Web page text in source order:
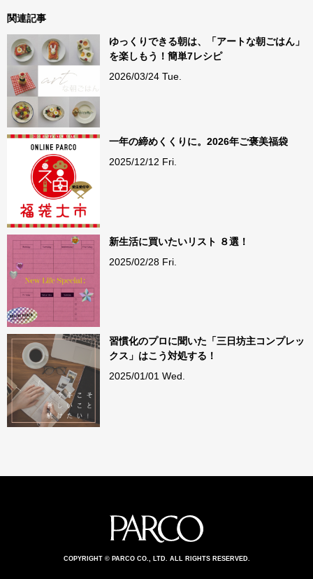
関連記事
ゆっくりできる朝は、「アートな朝ごはん」
を楽しもう！簡単7レシピ
2026/03/24 Tue.
一年の締めくくりに。2026年ご褒美福袋
2025/12/12 Fri.
新生活に買いたいリスト ８選！
2025/02/28 Fri.
習慣化のプロに聞いた「三日坊主コンプレッ
クス」はこう対処する！
2025/01/01 Wed.
COPYRIGHT © PARCO CO., LTD. ALL RIGHTS RESERVED.